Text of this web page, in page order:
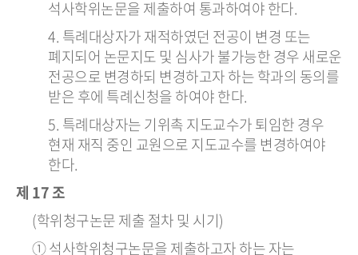
석사학위논문을 제출하여 통과하여야 한다.
4. 특례대상자가 재적하였던 전공이 변경 또는
폐지되어 논문지도 및 심사가 불가능한 경우 새로운
전공으로 변경하되 변경하고자 하는 학과의 동의를
받은 후에 특례신청을 하여야 한다.
5. 특례대상자는 기위촉 지도교수가 퇴임한 경우
현재 재직 중인 교원으로 지도교수를 변경하여야
한다.
제 17 조
(학위청구논문 제출 절차 및 시기)
① 석사학위청구논문을 제출하고자 하는 자는